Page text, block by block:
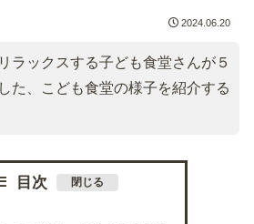
2024.06.20
ラックスする子ども食堂さんが５
た、こども食堂の様子を紹介する
目次